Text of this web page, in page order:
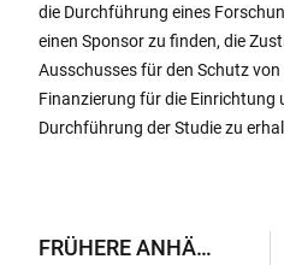
die Durchführung eines
einen Sponsor zu finden, die
Ausschusses für den Schutz
Finanzierung für die Einrichtung
Durchführung der Studie zu
FRÜHERE ANHÄNGE